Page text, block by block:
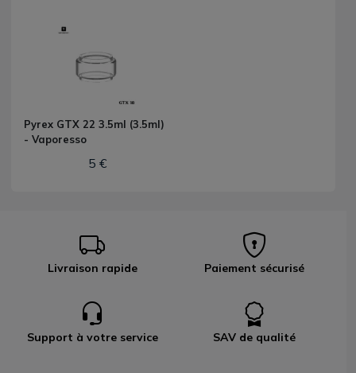
Pyrex GTX 22 3.5ml (3.5ml)
- Vaporesso
5 €
Livraison rapide Paiement sécurisé
Support à votre service SAV de qualité